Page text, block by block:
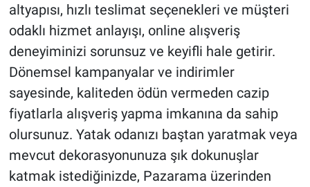
altyapısı, hızlı teslimat seçenekleri ve müşteri
odaklı hizmet anlayışı, online alışveriş
deneyiminizi sorunsuz ve keyifli hale getirir.
Dönemsel kampanyalar ve indirimler
sayesinde, kaliteden ödün vermeden cazip
fiyatlarla alışveriş yapma imkanına da sahip
olursunuz. Yatak odanızı baştan yaratmak veya
mevcut dekorasyonunuza şık dokunuşlar
katmak istediğinizde, Pazarama üzerinden